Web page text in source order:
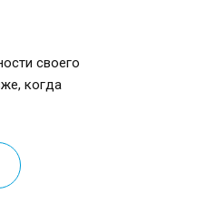
своего
когда